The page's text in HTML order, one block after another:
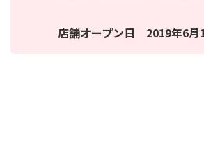
店舗オープン日 2019年6月